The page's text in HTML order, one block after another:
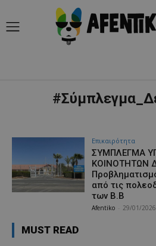
Επικαιρότητα
ΣΥΜΠΛΕΓΜΑ
ΚΟΙΝΟΤΗΤΩΝ
από τις
των Β.Β
Afentiko 29/01/2026
MUST READ